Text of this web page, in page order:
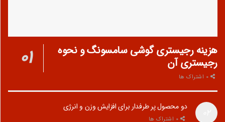
هزینه رجیستری گوشی سامسونگ و نحوه
رجیستری آن
دو محصول پر طرفدار برای افزایش وزن و انرژی